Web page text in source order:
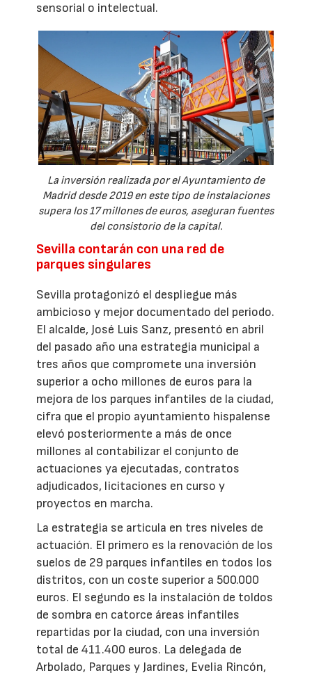
sensorial o intelectual.
La inversión realizada por el Ayuntamiento de
Madrid desde 2019 en este tipo de instalaciones
supera los 17 millones de euros, aseguran fuentes
del consistorio de la capital.
Sevilla contarán con una red de
parques singulares
Sevilla protagonizó el despliegue más
ambicioso y mejor documentado del periodo.
El alcalde, José Luis Sanz, presentó en abril
del pasado año una estrategia municipal a
tres años que compromete una inversión
superior a ocho millones de euros para la
mejora de los parques infantiles de la ciudad,
cifra que el propio ayuntamiento hispalense
elevó posteriormente a más de once
millones al contabilizar el conjunto de
actuaciones ya ejecutadas, contratos
adjudicados, licitaciones en curso y
proyectos en marcha.
La estrategia se articula en tres niveles de
actuación. El primero es la renovación de los
suelos de 29 parques infantiles en todos los
distritos, con un coste superior a 500.000
euros. El segundo es la instalación de toldos
de sombra en catorce áreas infantiles
repartidas por la ciudad, con una inversión
total de 411.400 euros. La delegada de
Arbolado, Parques y Jardines, Evelia Rincón,